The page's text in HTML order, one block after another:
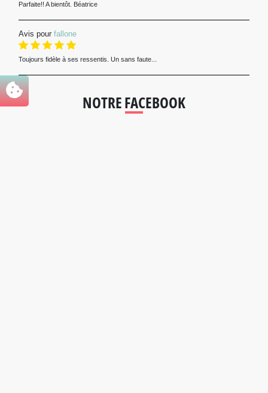
Parfaite!! A bientôt. Béatrice
Avis pour fallone
Toujours fidèle à ses ressentis. Un sans faute...
NOTRE FACEBOOK